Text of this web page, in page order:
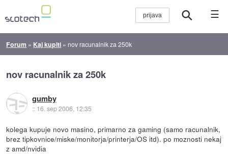
☰
Forum » Kaj kupiti » nov racunalnik za 250k
nov racunalnik za 250k
gumby
:: 16. sep 2006, 12:35
kolega kupuje novo masino, primarno za gaming (samo racunalnik,
brez tipkovnice/miske/monitorja/printerja/OS itd). po moznosti nekaj
z amd/nvidia